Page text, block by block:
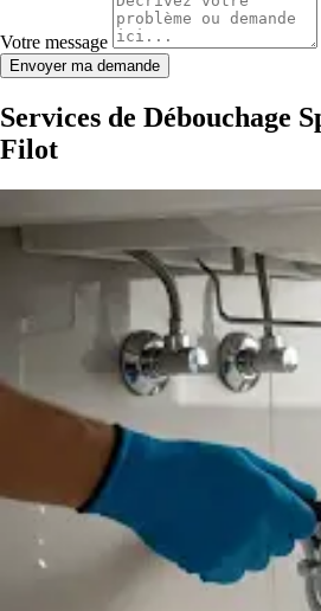
Votre message
Envoyer ma demande
Services de Débouchage
Filot